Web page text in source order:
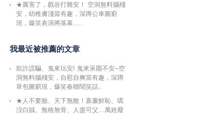
★厲害了，戲谷打雜安！ 空洞無料腦殘
安，幼稚膚淺當有趣，深蹲公車圖窮
現，爆笑表演將落幕.....
我最近被推薦的文章
欺詐謊騙、鬼來玩安! 鬼來呆罷不安--空
洞無料腦殘安，自慰自爽當有趣，深蹲
草包圖窮現，爆笑春聯鬧笑話..
★人不要臉、天下無敵！寡廉鮮恥、嚆
洨白賊、無格無骨、人盡可父…萬姓廢